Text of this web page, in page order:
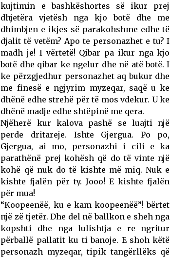
kujtimin e bashkëshortes së ikur prej
dhjetëra vjetësh nga kjo botë dhe me
dhimbjen e ikjes së parakohshme edhe të
djalit të vetëm? Apo te personazhet e tu? I
madh je! I vërtetë! Qibar pa ikur nga kjo
botë dhe qibar ke ngelur dhe në atë botë. I
ke përzgjedhur personazhet aq bukur dhe
me finesë e ngjyrim myzeqar, saqë u ke
dhënë edhe strehë për të mos vdekur. U ke
dhënë madje edhe shtëpinë me qera.
Njëherë kur kalova pashë se luajti një
perde dritareje. Ishte Gjergua. Po po,
Gjergua, ai mo, personazhi i cili e ka
parathënë prej kohësh që do të vinte një
kohë që nuk do të kishte më miq. Nuk e
kishte fjalën për ty. Jooo! E kishte fjalën
për mua!
“Koopeenëë, ku e kam koopeenëë”! bërtet
një zë tjetër. Dhe del në ballkon e sheh nga
kopshti dhe nga lulishtja e re ngritur
përballë pallatit ku ti banoje. E shoh këtë
personazh myzeqar, tipik tangërllëks që